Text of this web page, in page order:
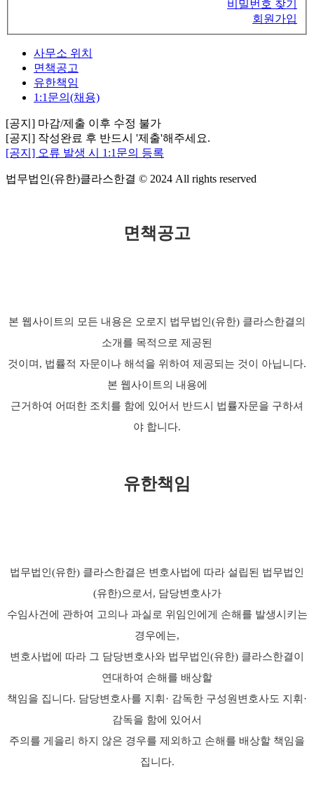
비밀번호 찾기
회원가입
사무소 위치
면책공고
유한책임
1:1문의(채용)
[공지] 마감/제출 이후 수정 불가
[공지] 작성완료 후 반드시 '제출'해주세요.
[공지] 오류 발생 시 1:1문의 등록
법무법인(유한)클라스한결 © 2024 All rights reserved
면책공고
본 웹사이트의 모든 내용은 오로지 법무법인(유한) 클라스한결의
소개를 목적으로 제공된
것이며, 법률적 자문이나 해석을 위하여 제공되는 것이 아닙니다.
본 웹사이트의 내용에
근거하여 어떠한 조치를 함에 있어서 반드시 법률자문을 구하셔
야 합니다.
유한책임
법무법인(유한) 클라스한결은 변호사법에 따라 설립된 법무법인
(유한)으로서, 담당변호사가
수임사건에 관하여 고의나 과실로 위임인에게 손해를 발생시키는
경우에는,
변호사법에 따라 그 담당변호사와 법무법인(유한) 클라스한결이
연대하여 손해를 배상할
책임을 집니다. 담당변호사를 지휘· 감독한 구성원변호사도 지휘·
감독을 함에 있어서
주의를 게을리 하지 않은 경우를 제외하고 손해를 배상할 책임을
집니다.